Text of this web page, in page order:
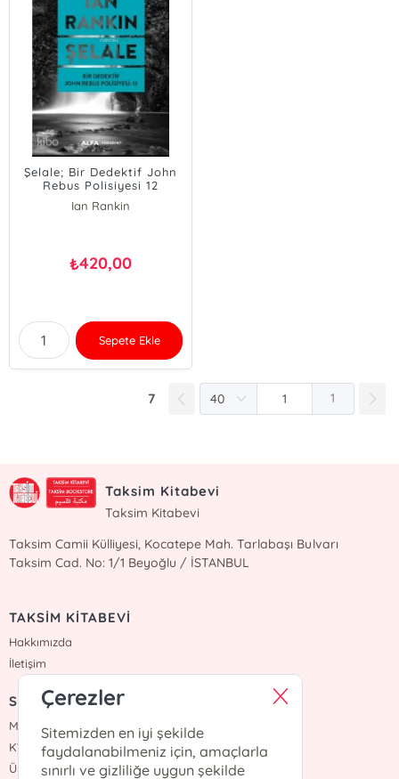
Şelale; Bir Dedektif John
Rebus Polisiyesi 12
Ian Rankin
₺420,00
Sepete Ekle
7 1
Taksim Kitabevi
Taksim Kitabevi
Taksim Camii Külliyesi, Kocatepe Mah. Tarlabaşı Bulvarı
Taksim Cad. No: 1/1 Beyoğlu / İSTANBUL
TAKSİM KİTABEVİ
Hakkımızda
İletişim
SÖZLEŞMELER
Mesafeli Satış Sözleşmesi
KVKK Sözleşmesi
Üyelik Sözleşmesi
Çerezler
Sitemizden en iyi şekilde
faydalanabilmeniz için, amaçlarla
sınırlı ve gizliliğe uygun şekilde